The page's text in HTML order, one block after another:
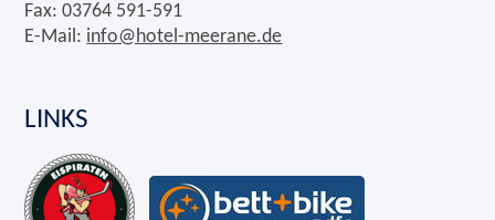
Fax: 03764 591-591
E-Mail: info@hotel-meerane.de
LINKS